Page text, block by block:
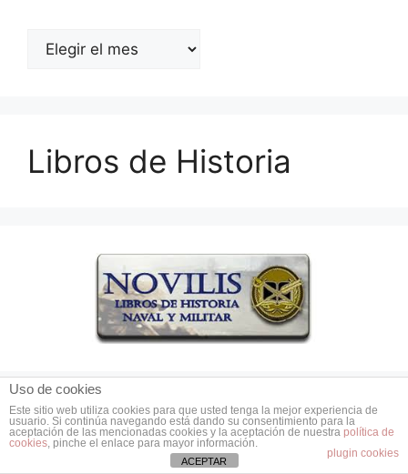
Archivos
Libros de Historia
Secciones
Uso de cookies
Este sitio web utiliza cookies para que usted tenga la mejor experiencia de
usuario. Si continúa navegando está dando su consentimiento para la
aceptación de las mencionadas cookies y la aceptación de nuestra política de
cookies, pinche el enlace para mayor información.
plugin cookies
ACEPTAR